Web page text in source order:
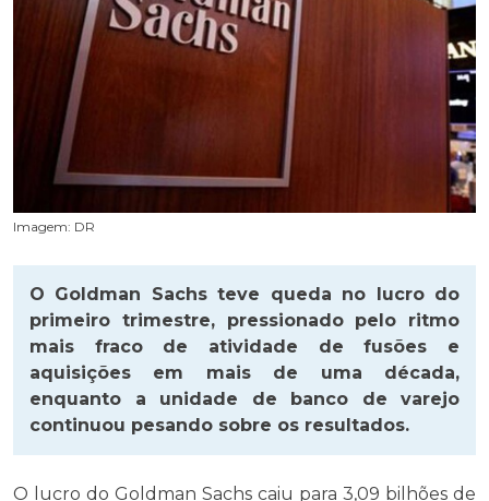
Imagem: DR
O Goldman Sachs teve queda no lucro do
primeiro trimestre, pressionado pelo ritmo
mais fraco de atividade de fusões e
aquisições em mais de uma década,
enquanto a unidade de banco de varejo
continuou pesando sobre os resultados.
O lucro do Goldman Sachs caiu para 3,09 bilhões de